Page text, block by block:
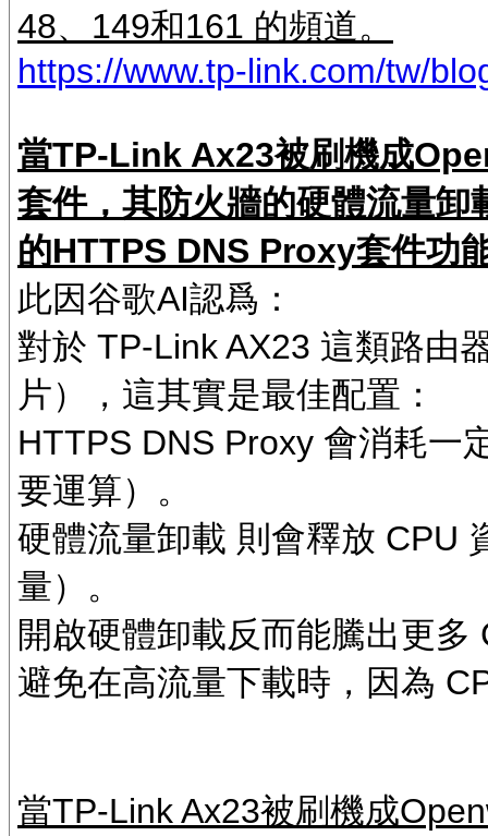
48、149和161 的頻道。
https://www.tp-link.com/tw/
當TP-Link Ax23被刷機成
套件，其防火牆的硬體流量
的HTTPS DNS Proxy套件功
此因谷歌AI認爲：
對於 TP-Link AX23 這類路由
片），這其實是最佳配置：
HTTPS DNS Proxy 會消耗一
要運算）。
硬體流量卸載 則會釋放 CPU
量）。
開啟硬體卸載反而能騰出更
避免在高流量下載時，因為
當TP-Link Ax23被刷機成